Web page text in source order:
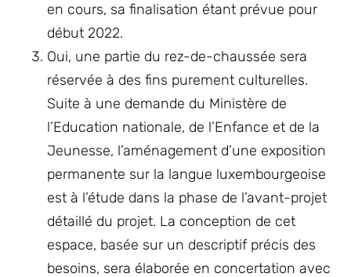
en cours, sa finalisation étant prévue pour
début 2022.
Oui, une partie du rez-de-chaussée sera
réservée à des fins purement culturelles.
Suite à une demande du Ministère de
l’Education nationale, de l’Enfance et de la
Jeunesse, l’aménagement d’une exposition
permanente sur la langue luxembourgeoise
est à l’étude dans la phase de l’avant-projet
détaillé du projet. La conception de cet
espace, basée sur un descriptif précis des
besoins, sera élaborée en concertation avec